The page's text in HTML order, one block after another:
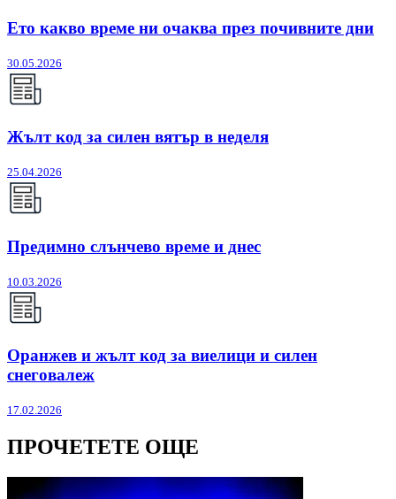
Ето какво време ни очаква през почивните дни
30.05.2026
Жълт код за силен вятър в неделя
25.04.2026
Предимно слънчево време и днес
10.03.2026
Оранжев и жълт код за виелици и силен
снеговалеж
17.02.2026
ПРОЧЕТЕТЕ ОЩЕ